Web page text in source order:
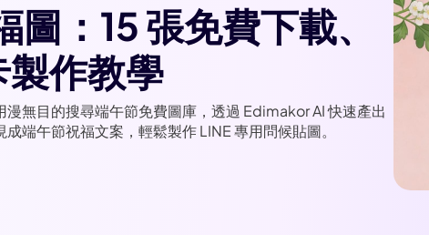
多
功能。
影片倒放 AI 影片生成器
影片變速
影片遮罩 音訊編輯器
新增文字到影片 AI 影片去背
圖片轉影片 影片翻譯
AI 說話照片
AI 唱歌照片 AI 說話動物
AI 圖片生成器 影片轉影片
AI ASMR 生成器 AI 舞蹈生成器
AI 親吻生成器
AI 世界盃提示詞
AI 年齡濾鏡 AI 戰鬥生成器
：15 張免費下載、
製作教學
無目的搜尋端午節免費圖庫，透過 Edimakor AI 快速產出
端午節祝福文案，輕鬆製作 LINE 專用問候貼圖。